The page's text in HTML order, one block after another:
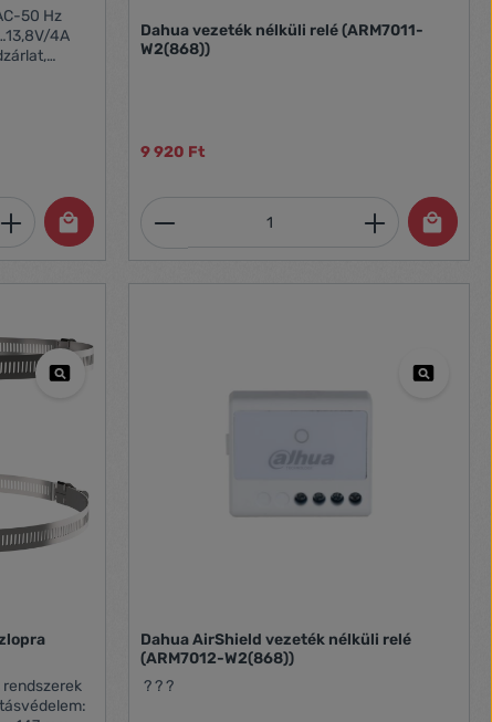
vagy használja a gombokat a
Adja meg a kívánt mennyiséget, vagy
Dahua vezeték nélküli relé (ARM7011-
W2(868))
9 920 Ft
Termékmennyiség: Adja
Dahua AirShield vezeték nélküli relé
(ARM7012-W2(868))
? ? ?